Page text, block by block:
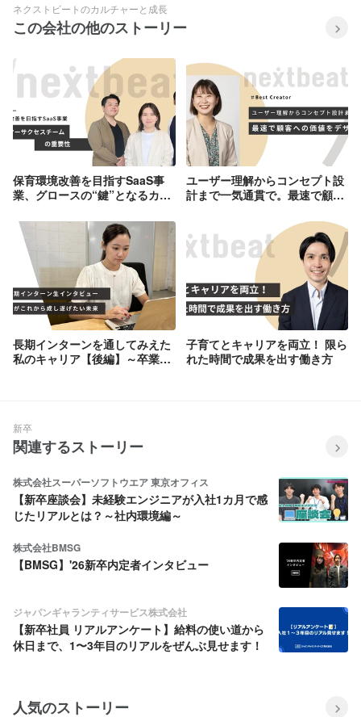
ネクストビートのカルチャーと成長
この会社の他のストーリー
保育環境改善を目指すSaaS事
業、グロースの“鍵”となるカス
ユーザー理解からコンセプト設
計まで一気通貫で。最速で顧客
長期インターンを通してみえた
私のキャリア【後編】～卒業す
子育てとキャリアを両立！ 限ら
れた時間で成果を出す働き方
新卒
関連するストーリー
株式会社スーパーソフトウエア 東京オフィス
【新卒座談会】未経験エンジニアが入社1カ月で感
じたリアルとは？～社内環境編～
株式会社BMSG
【BMSG】'26新卒内定者インタビュー
ジャパンギャランティサービス株式会社
【新卒社員 リアルアンケート】給料の使い道から
休日まで、1〜3年目のリアルをぜんぶ見せます！
人気のストーリー